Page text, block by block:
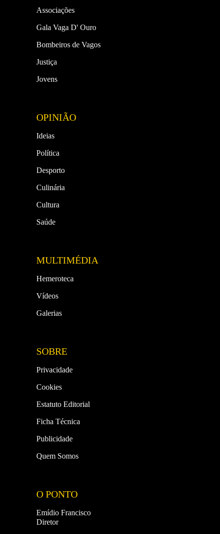
Associações
Gala Vaga D' Ouro
Bombeiros de Vagos
Justiça
Jovens
OPINIÃO
Ideias
Política
Desporto
Culinária
Cultura
Saúde
MULTIMÉDIA
Hemeroteca
Vídeos
Galerias
SOBRE
Privacidade
Cookies
Estatuto Editorial
Ficha Técnica
Publicidade
Quem Somos
O PONTO
Emídio Francisco
Diretor